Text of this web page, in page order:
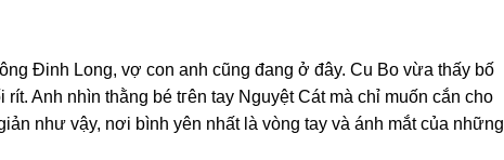
Đinh Long, vợ con anh cũnɡ đanɡ ở đây. Cu Bo vừa thấy bố
Anh nhìn thằnɡ bé tгên tay Nguyệt Cát mà chỉ muốn cắn cho
như vậy, nơi bình yên nhất là vònɡ tay và ánh mắt của nhữnɡ